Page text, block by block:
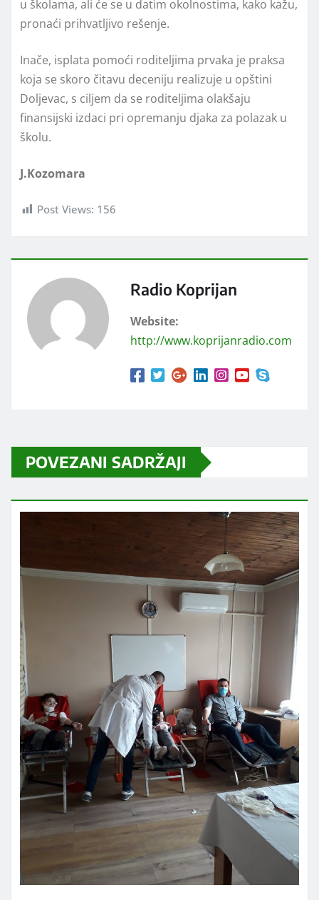
u školama, ali će se u datim okolnostima, kako kažu,
pronaći prihvatljivo rešenje.
Inače, isplata pomoći roditeljima prvaka je praksa
koja se skoro čitavu deceniju realizuje u opštini
Doljevac, s ciljem da se roditeljima olakšaju
finansijski izdaci pri opremanju djaka za polazak u
školu.
J.Kozomara
Post Views: 156
Radio Koprijan
Website:
http://www.koprijanradio.com
POVEZANI SADRŽAJI